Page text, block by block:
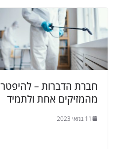
חברת הדברות – להיפטר
מהמזיקים אחת ולתמיד
11 במאי 2023